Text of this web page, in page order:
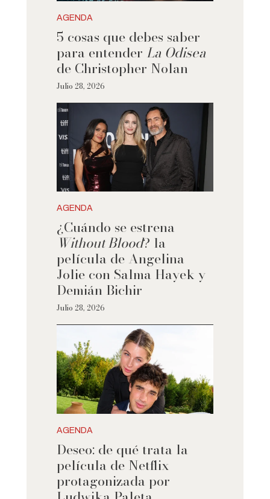
AGENDA
5 cosas que debes saber
para entender La Odisea
de Christopher Nolan
Julio 28, 2026
AGENDA
¿Cuándo se estrena
Without Blood? la
película de Angelina
Jolie con Salma Hayek y
Demián Bichir
Julio 28, 2026
AGENDA
Deseo: de qué trata la
película de Netflix
protagonizada por